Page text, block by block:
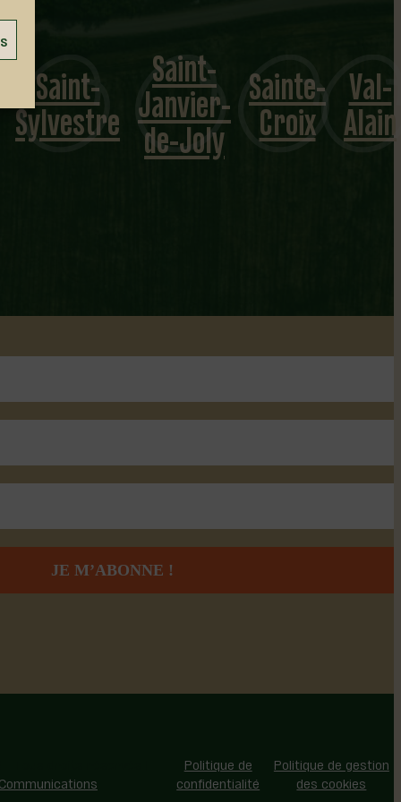
Saint-
de-Joly
Sainte-
Croix
Val-
Alain
Agathe-
de-
Lotbinière
Politique de
confidentialité
Politique de gestion
des cookies